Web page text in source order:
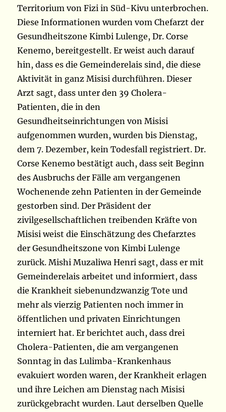
Territorium von Fizi in Süd-Kivu unterbrochen.
Diese Informationen wurden vom Chefarzt der
Gesundheitszone Kimbi Lulenge, Dr. Corse
Kenemo, bereitgestellt. Er weist auch darauf
hin, dass es die Gemeinderelais sind, die diese
Aktivität in ganz Misisi durchführen. Dieser
Arzt sagt, dass unter den 39 Cholera-
Patienten, die in den
Gesundheitseinrichtungen von Misisi
aufgenommen wurden, wurden bis Dienstag,
dem 7. Dezember, kein Todesfall registriert. Dr.
Corse Kenemo bestätigt auch, dass seit Beginn
des Ausbruchs der Fälle am vergangenen
Wochenende zehn Patienten in der Gemeinde
gestorben sind. Der Präsident der
zivilgesellschaftlichen treibenden Kräfte von
Misisi weist die Einschätzung des Chefarztes
der Gesundheitszone von Kimbi Lulenge
zurück. Mishi Muzaliwa Henri sagt, dass er mit
Gemeinderelais arbeitet und informiert, dass
die Krankheit siebenundzwanzig Tote und
mehr als vierzig Patienten noch immer in
öffentlichen und privaten Einrichtungen
interniert hat. Er berichtet auch, dass drei
Cholera-Patienten, die am vergangenen
Sonntag in das Lulimba-Krankenhaus
evakuiert worden waren, der Krankheit erlagen
und ihre Leichen am Dienstag nach Misisi
zurückgebracht wurden. Laut derselben Quelle